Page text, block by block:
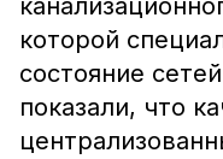
которой
состояние
показали, что